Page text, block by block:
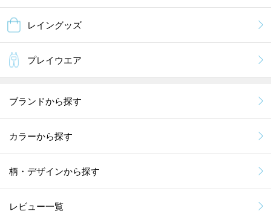
レイングッズ
プレイウエア
ブランドから探す
カラーから探す
柄・デザインから探す
レビュー一覧